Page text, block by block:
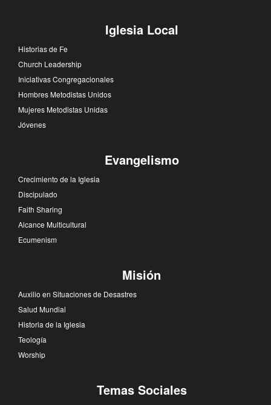
Iglesia Local
Historias de Fe
Church Leadership
Iniciativas Congregacionales
Hombres Metodistas Unidos
Mujeres Metodistas Unidas
Jóvenes
Evangelismo
Crecimiento de la Iglesia
Discipulado
Faith Sharing
Alcance Multicultural
Ecumenism
Misión
Auxilio en Situaciones de Desastres
Salud Mundial
Historia de la Iglesia
Teología
Worship
Temas Sociales